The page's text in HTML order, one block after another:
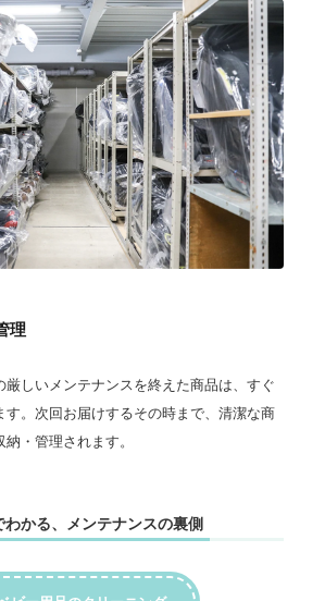
理
しいメンテナンスを終えた商品は、すぐ
す。次回お届けするその時まで、清潔な商
・管理されます。
わかる、メンテナンスの裏側